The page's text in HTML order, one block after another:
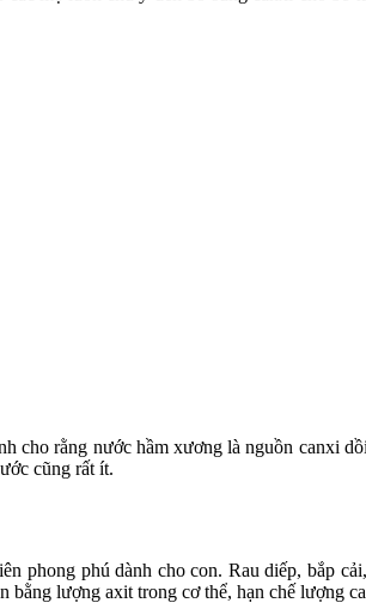
rằng nước hầm xương là nguồn canxi
cũng rất ít.
phong phú dành cho con. Rau diếp, bắp
lượng axit trong cơ thể, hạn chế lượng